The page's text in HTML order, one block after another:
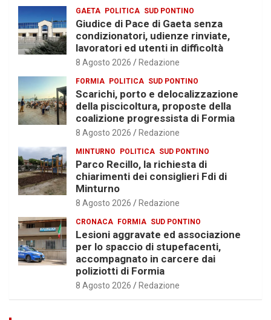
GAETA POLITICA SUD PONTINO
Giudice di Pace di Gaeta senza
condizionatori, udienze rinviate,
lavoratori ed utenti in difficoltà
8 Agosto 2026 Redazione
FORMIA POLITICA SUD PONTINO
Scarichi, porto e delocalizzazione
della piscicoltura, proposte della
coalizione progressista di Formia
8 Agosto 2026 Redazione
MINTURNO POLITICA SUD PONTINO
Parco Recillo, la richiesta di
chiarimenti dei consiglieri Fdi di
Minturno
8 Agosto 2026 Redazione
CRONACA FORMIA SUD PONTINO
Lesioni aggravate ed associazione
per lo spaccio di stupefacenti,
accompagnato in carcere dai
poliziotti di Formia
8 Agosto 2026 Redazione